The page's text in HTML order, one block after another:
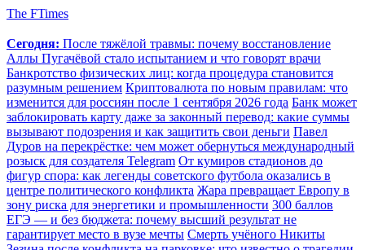
The FTimes
Сегодня: После тяжёлой травмы: почему восстановление
Аллы Пугачёвой стало испытанием и что говорят врачи
Банкротство физических лиц: когда процедура становится
разумным решением Криптовалюта по новым правилам: что
изменится для россиян после 1 сентября 2026 года Банк может
заблокировать карту даже за законный перевод: какие суммы
вызывают подозрения и как защитить свои деньги Павел
Дуров на перекрёстке: чем может обернуться международный
розыск для создателя Telegram От кумиров стадионов до
фигур спора: как легенды советского футбола оказались в
центре политического конфликта Жара превращает Европу в
зону риска для энергетики и промышленности 300 баллов
ЕГЭ — и без бюджета: почему высший результат не
гарантирует место в вузе мечты Смерть учёного Никиты